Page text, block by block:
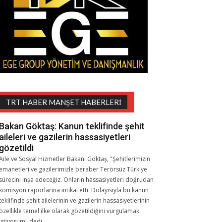
TRT HABER MANŞET HABERLERI
Göktaş: Kanun teklifinde şehit
ve gazilerin hassasiyetleri
ve Sosyal Hizmetler Bakanı Göktaş, "Şehitlerimizin
ve gazilerimizle beraber Terörsüz Türkiye
inşa edeceğiz. Onların hassasiyetleri doğrudan
raporlarına intikal etti. Dolayısıyla bu kanun
şehit ailelerinin ve gazilerin hassasiyetlerinin
temel ilke olarak gözetildiğini vurgulamak